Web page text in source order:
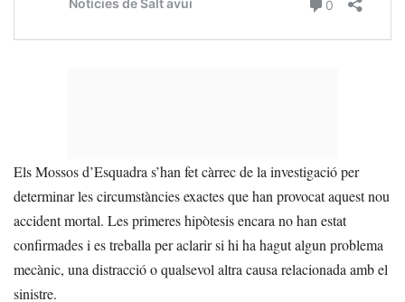
Els Mossos d’Esquadra s’han fet càrrec de la investigació per
determinar les circumstàncies exactes que han provocat aquest nou
accident mortal. Les primeres hipòtesis encara no han estat
confirmades i es treballa per aclarir si hi ha hagut algun problema
mecànic, una distracció o qualsevol altra causa relacionada amb el
sinistre.